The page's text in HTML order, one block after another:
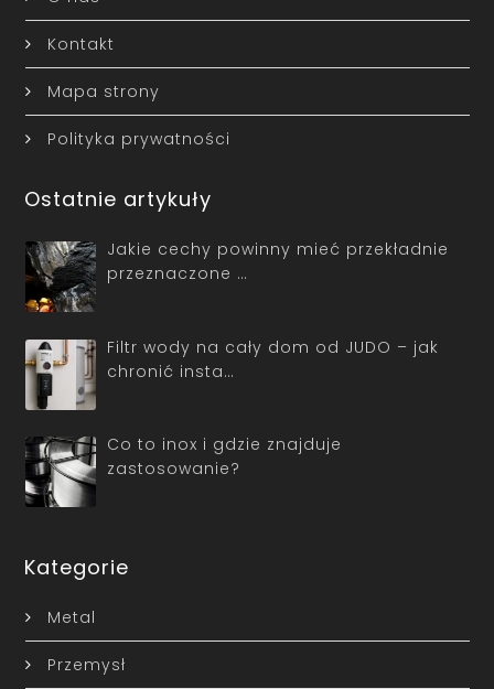
Kontakt
Mapa strony
Polityka prywatności
Ostatnie artykuły
Jakie cechy powinny mieć przekładnie
przeznaczone …
Filtr wody na cały dom od JUDO – jak
chronić insta…
Co to inox i gdzie znajduje
zastosowanie?
Kategorie
Metal
Przemysł